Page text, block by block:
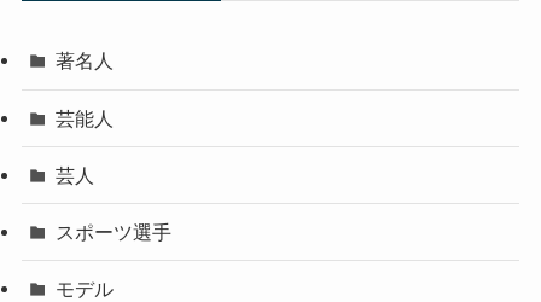
著名人
芸能人
芸人
スポーツ選手
モデル